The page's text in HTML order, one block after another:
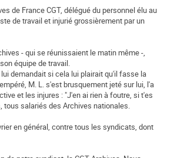
de France CGT, délégué du personnel élu au
de travail et injurié grossièrement par un
- qui se réunissaient le matin même -,
équipe de travail.
demandait si cela lui plairait qu'il fasse la
M. L. s'est brusquement jeté sur lui, l'a
et les injures : "J'en ai rien à foutre, si t'es
tous salariés des Archives nationales.
en général, contre tous les syndicats, dont